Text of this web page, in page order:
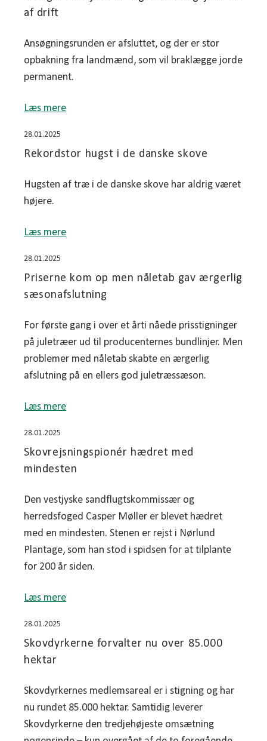
af drift
Ansøgningsrunden er afsluttet, og der er stor
opbakning fra landmænd, som vil braklægge jorde
permanent.
Læs mere
28.01.2025
Rekordstor hugst i de danske skove
Hugsten af træ i de danske skove har aldrig været
højere.
Læs mere
28.01.2025
Priserne kom op men nåletab gav ærgerlig
sæsonafslutning
For første gang i over et årti nåede prisstigninger
på juletræer ud til producenternes bundlinjer. Men
problemer med nåletab skabte en ærgerlig
afslutning på en ellers god juletræssæson.
Læs mere
28.01.2025
Skovrejsningspionér hædret med
mindesten
Den vestjyske sandflugtskommissær og
herredsfoged Casper Møller er blevet hædret
med en mindesten. Stenen er rejst i Nørlund
Plantage, som han stod i spidsen for at tilplante
for 200 år siden.
Læs mere
28.01.2025
Skovdyrkerne forvalter nu over 85.000
hektar
Skovdyrkernes medlemsareal er i stigning og har
nu rundet 85.000 hektar. Samtidig leverer
Skovdyrkerne den tredjehøjeste omsætning